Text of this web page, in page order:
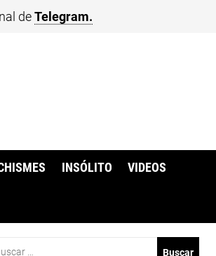
deTelegram.
INSÓLITO VIDEOS